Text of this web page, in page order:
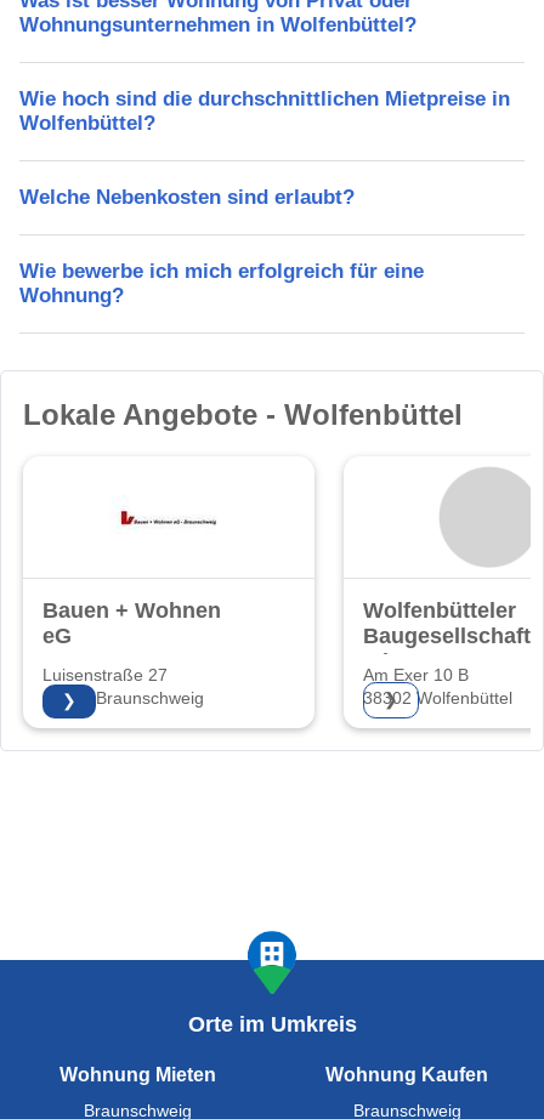
Wohnungsunternehmen in Wolfenbüttel?
Wie hoch sind die durchschnittlichen Mietpreise in
Wolfenbüttel?
Welche Nebenkosten sind erlaubt?
Wie bewerbe ich mich erfolgreich für eine
Wohnung?
Lokale Angebote - Wolfenbüttel
Bauen + Wohnen
eG
Luisenstraße 27
38118 Braunschweig
❯
Wolfenbütteler
Baugesellschaft
mbH
Am Exer 10 B
38302 Wolfenbüttel
❯
Orte im Umkreis
Wohnung Mieten
Braunschweig
Wohnung Kaufen
Braunschweig